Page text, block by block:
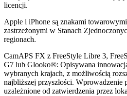
licencji.
Apple i iPhone są znakami
zastrzeżonymi w Stanach
regionach.
CamAPS FX z FreeStyle Libre 3,
G7 lub Glooko®: Opisywana
wybranych krajach, z możliwością
najbliższej przyszłości. Wprowadzenie
uzależnione od zatwierdzenia przez